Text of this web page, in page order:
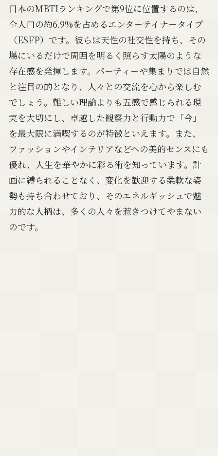
日本のMBTIランキングで第9位に位置するのは、
全人口の約6.9%を占めるエンターテイナータイプ
（ESFP）です。彼らは天性の社交性を持ち、その
場にいるだけで周囲を明るく照らす太陽のような
存在感を発揮します。パーティーや集まりでは自然
と注目の的となり、人々との交流を心から楽しむ
でしょう。難しい理論よりも五感で感じられる現
実を大切にし、卓越した観察力と行動力で「今」
を最大限に満喫するのが特徴といえます。また、
ファッションやインテリアなどへの美的センスにも
優れ、人生を華やかに彩る術を知っています。計
画に縛られることなく、変化を歓迎する柔軟な姿
勢も持ち合わせており、そのエネルギッシュで魅
力的な人柄は、多くの人々を惹きつけてやまない
のです。